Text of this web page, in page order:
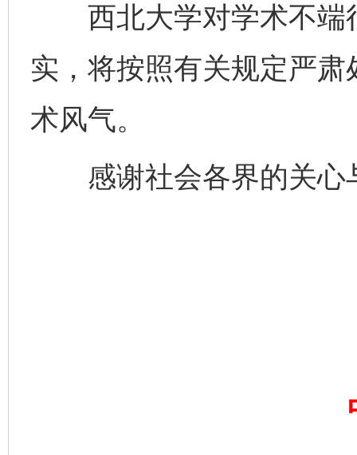
西北大学对学术不端
实，将按照有关规定严
术风气。
感谢社会各界的关心